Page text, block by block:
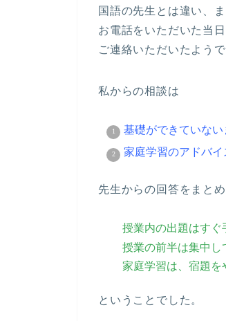
国語の先生とは違い、
お電話をいただいた当
ご連絡いただいたようで
私からの相談は
基礎ができていな
家庭学習のアドバイ
先生からの回答をまと
授業内の出題はすぐ
授業の前半は集中し
家庭学習は、宿題を
ということでした。